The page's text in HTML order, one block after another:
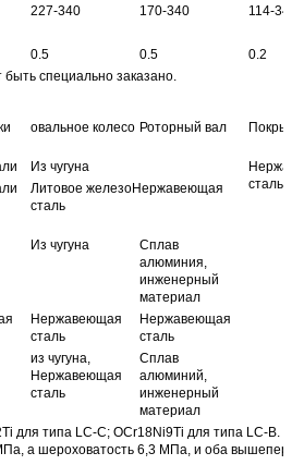
227-340 170-340
114-
0.5 0.5
0.2
специально заказано.
овальное колесо Роторный вал
Из чугуна
сталь
Литовое железоНержавеющая
сталь
Из чугуна
Сплав
алюминия,
инженерный
материал
Нержавеющая
сталь
Нержавеющая
сталь
из чугуна,
Нержавеющая
сталь
Сплав
алюминий,
инженерный
материал
для типа LC-C; OCr18Ni9Ti для типа LC-B.
а шероховатость 6,3 МПа, и оба